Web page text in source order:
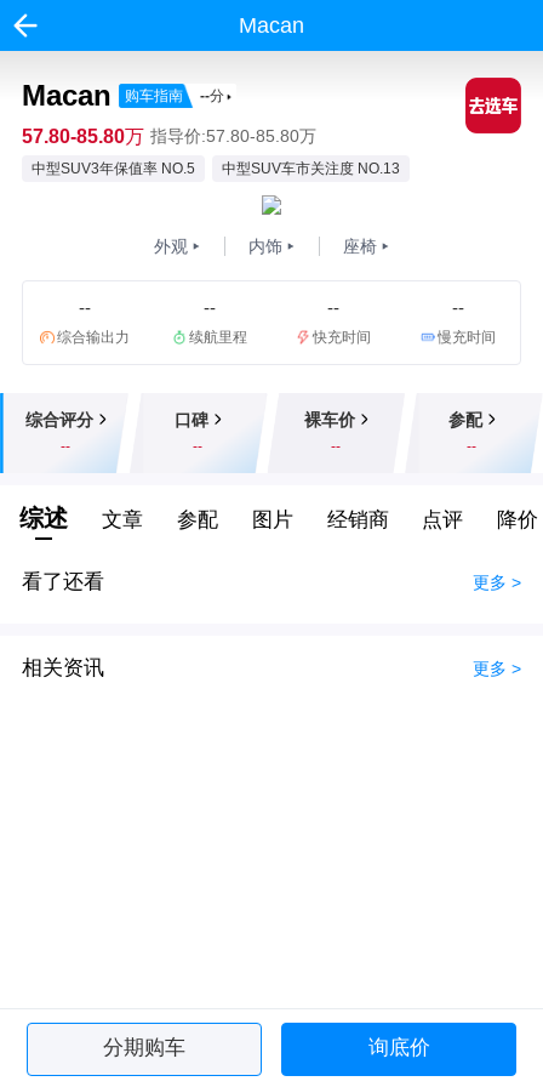
Macan
Macan 购车指南 --分
57.80-85.80万 指导价:57.80-85.80万
中型SUV3年保值率 NO.5 中型SUV车市关注度 NO.13
外观 内饰 座椅
--
综合输出力
--
续航里程
--
快充时间
--
慢充时间
综合评分
--
口碑
--
裸车价
--
参配
--
综述 文章 参配 图片 经销商 点评 降价
看了还看 更多 >
相关资讯 更多 >
分期购车 询底价